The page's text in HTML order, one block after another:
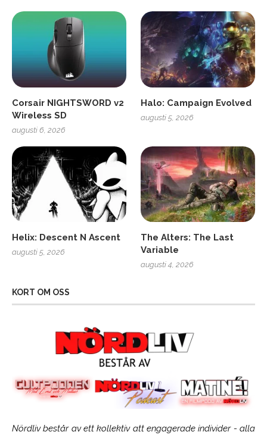
Corsair NIGHTSWORD v2
Wireless SD
augusti 6, 2026
Halo: Campaign Evolved
augusti 5, 2026
Helix: Descent N Ascent
augusti 5, 2026
The Alters: The Last
Variable
augusti 4, 2026
KORT OM OSS
Nördliv består av ett kollektiv att engagerade individer - alla